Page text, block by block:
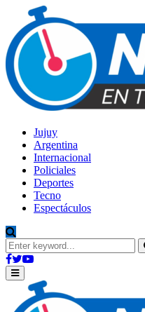
Jujuy
Argentina
Internacional
Policiales
Deportes
Tecno
Espectáculos
Search
for:
Facebook
Twitter
Youtube
Primary
Menu